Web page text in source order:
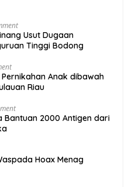
Usut Dugaan
Tinggi Bodong
Anak dibawah
Riau
Bantuan 2000 Antigen dari
Hoax Menag